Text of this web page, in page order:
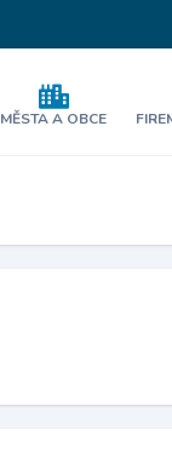
MĚSTA A OBCE